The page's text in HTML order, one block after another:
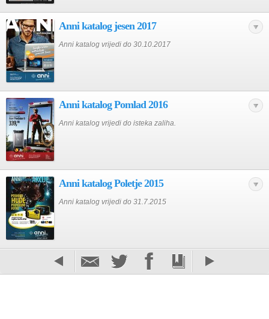
Anni katalog jesen 2017
Anni katalog vrijedi do 30.10.2017
Anni katalog Pomlad 2016
Anni katalog vrijedi do isteka zaliha.
Anni katalog Poletje 2015
Anni katalog vrijedi do 31.7.2015